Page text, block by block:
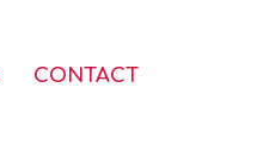
CONTACT